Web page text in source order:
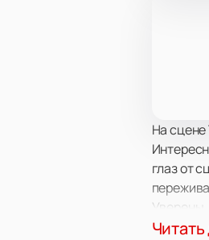
На
глаз от
Уверены,